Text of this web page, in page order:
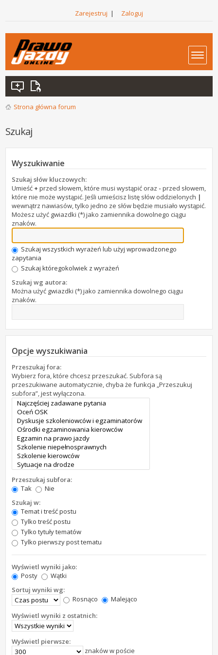
Zarejestruj | Zaloguj
Strona główna forum
Szukaj
Wyszukiwanie
Szukaj słów kluczowych:
Umieść + przed słowem, które musi wystąpić oraz - przed słowem,
które nie może wystąpić. Jeśli umieścisz listę słów oddzielonych |
wewnątrz nawiasów, tylko jedno ze słów będzie musiało wystąpić.
Możesz użyć gwiazdki (*) jako zamiennika dowolnego ciągu
znaków.
Szukaj wszystkich wyrażeń lub użyj wprowadzonego
zapytania
Szukaj któregokolwiek z wyrażeń
Szukaj wg autora:
Można użyć gwiazdki (*) jako zamiennika dowolnego ciągu
znaków.
Opcje wyszukiwania
Przeszukaj fora:
Wybierz fora, które chcesz przeszukać. Subfora są
przeszukiwane automatycznie, chyba że funkcja „Przeszukuj
subfora”, jest wyłączona.
Przeszukaj subfora:
Tak
Nie
Szukaj w:
Temat i treść postu
Tylko treść postu
Tylko tytuły tematów
Tylko pierwszy post tematu
Wyświetl wyniki jako:
Posty
Wątki
Sortuj wyniki wg:
Rosnąco
Malejąco
Wyświetl wyniki z ostatnich:
Wyświetl pierwsze:
znaków w poście